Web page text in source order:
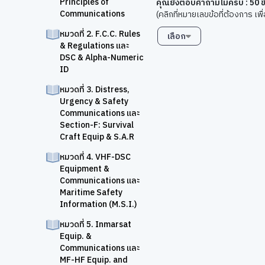
Communications
หมวดที่ 2. F.C.C. Rules
& Regulations และ
DSC & Alpha-Numeric
ID
หมวดที่ 3. Distress,
Urgency & Safety
Communications และ
Section-F: Survival
Craft Equip & S.A.R
หมวดที่ 4. VHF-DSC
Equipment &
Communications และ
Maritime Safety
Information (M.S.I.)
หมวดที่ 5. Inmarsat
Equip. &
Communications และ
MF-HF Equip. and
(คลิกที่หมายเลขข้อที่ต้องการ เ
เลือก